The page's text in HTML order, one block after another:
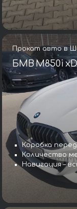
Прокат авто в
БМВ M850i
Коробка
Количество
Навигация –